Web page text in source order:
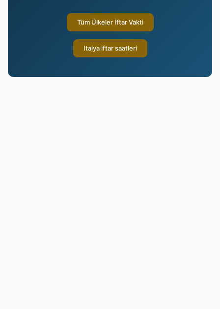
Tüm Ülkeler İftar Vakti
Italya iftar saatleri